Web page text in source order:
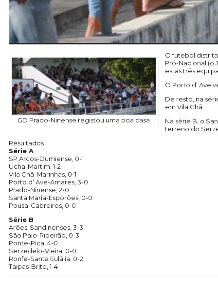
GD Prado-Ninense registou uma boa casa
O futebol
Pró-Nacional (o
estas três
O Porto d’ Ave
De resto, na
em Vila Chã.
Na série B, o
terreno do
Resultados
Série A
SP Arcos-Dumiense, 0-1
Ucha-Martim, 1-2
Vila Chã-Marinhas, 0-1
Porto d’ Ave-Amares, 3-0
Prado-Ninense, 2-0
Santa Maria-Esporões, 0-0
Pousa-Cabreiros, 0-0
Série B
Arões-Sandinenses, 3-3
São Paio-Ribeirão, 0-3
Ponte-Pica, 4-0
Serzedelo-Vieira, 0-0
Ronfe-Santa Eulália, 0-2
Taipas-Brito, 1-4